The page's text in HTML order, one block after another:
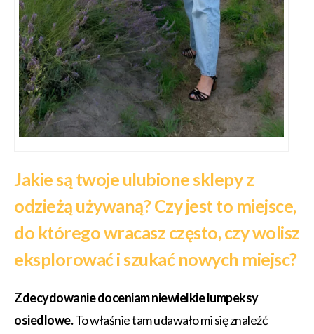
Jakie są twoje ulubione sklepy z
odzieżą używaną? Czy jest to miejsce,
do którego wracasz często, czy wolisz
eksplorować i szukać nowych miejsc?
Zdecydowanie doceniam niewielkie lumpeksy
osiedlowe.To właśnie tam udawało mi się znaleźć